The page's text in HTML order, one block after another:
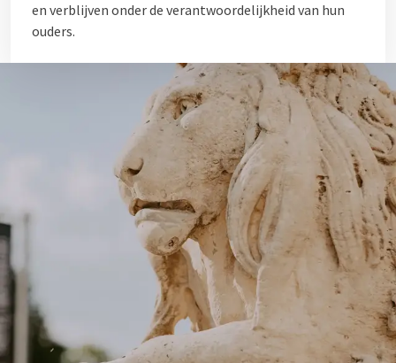
en verblijven onder de verantwoordelijkheid van hun
ouders.